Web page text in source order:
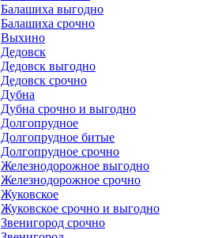
Балашиха выгодно
Балашиха срочно
Выхино
Дедовск
Дедовск выгодно
Дедовск срочно
Дубна
Дубна срочно и выгодно
Долгопрудное
Долгопрудное битые
Долгопрудное срочно
Железнодорожное выгодно
Железнодорожное срочно
Жуковское
Жуковское срочно и выгодно
Звенигород срочно